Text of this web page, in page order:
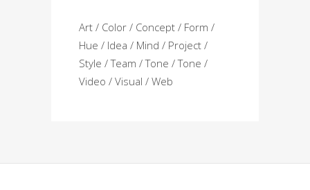
Art Color Concept
Form
Hue
Idea Mind
Project
Style
Team Tone
Tone
Video
Visual Web